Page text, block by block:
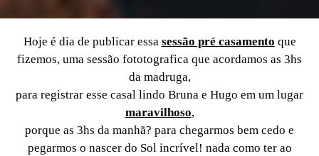
Hoje é dia de publicar essa sessão pré casamento que
fizemos, uma sessão fototografica que acordamos as 3hs
da madruga,
para registrar esse casal lindo Bruna e Hugo em um lugar
maravilhoso,
porque as 3hs da manhã? para chegarmos bem cedo e
pegarmos o nascer do Sol incrível! nada como ter ao